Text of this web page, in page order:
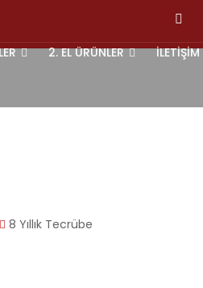
2. EL ÜRÜNLER İLETİŞİM
8 Yıllık Tecrübe